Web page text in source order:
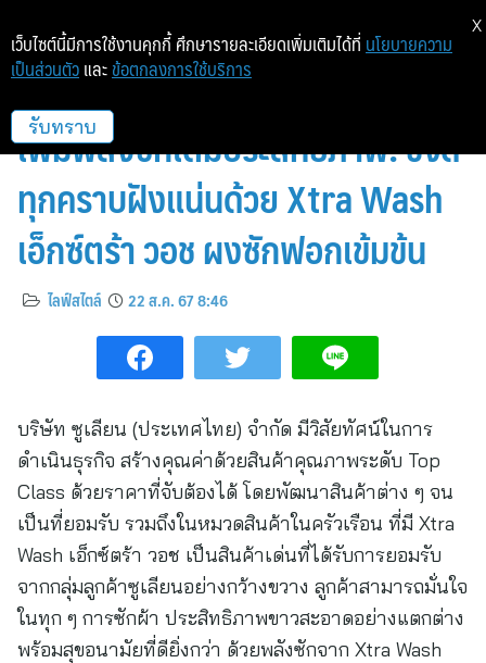
ซูเลียน เผยเคล็ดลับผู้ช่วยมือโปร
เพิ่มพลังซักเต็มประสิทธิภาพ! ขจัด
ทุกคราบฝังแน่นด้วย Xtra Wash
เอ็กซ์ตร้า วอช ผงซักฟอกเข้มข้น
ไลฟ์สไตล์ 22 ส.ค. 67 8:46
บริษัท ซูเลียน (ประเทศไทย) จำกัด มีวิสัยทัศน์ในการ
ดำเนินธุรกิจ สร้างคุณค่าด้วยสินค้าคุณภาพระดับ Top
Class ด้วยราคาที่จับต้องได้ โดยพัฒนาสินค้าต่าง ๆ จน
เป็นที่ยอมรับ รวมถึงในหมวดสินค้าในครัวเรือน ที่มี Xtra
Wash เอ็กซ์ตร้า วอช เป็นสินค้าเด่นที่ได้รับการยอมรับ
จากกลุ่มลูกค้าซูเลียนอย่างกว้างขวาง ลูกค้าสามารถมั่นใจ
ในทุก ๆ การซักผ้า ประสิทธิภาพขาวสะอาดอย่างแตกต่าง
พร้อมสุขอนามัยที่ดียิ่งกว่า ด้วยพลังซักจาก Xtra Wash
เว็บไซต์นี้มีการใช้งานคุกกี้ ศึกษารายละเอียดเพิ่มเติมได้ที่ นโยบายความ
เป็นส่วนตัว และ ข้อตกลงการใช้บริการ
รับทราบ
X